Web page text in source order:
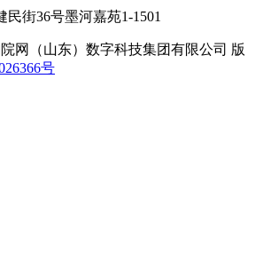
街36号墨河嘉苑1-1501
网（山东）数字科技集团有限公司 版
号